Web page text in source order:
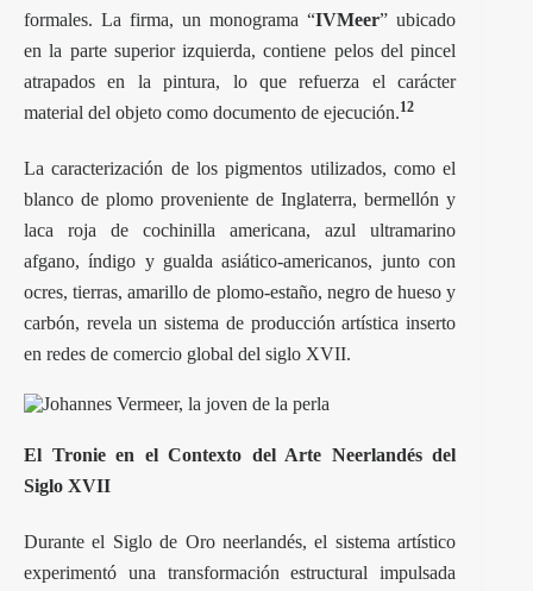
formales. La firma, un monograma “IVMeer” ubicado
en la parte superior izquierda, contiene pelos del pincel
atrapados en la pintura, lo que refuerza el carácter
material del objeto como documento de ejecución.12
La caracterización de los pigmentos utilizados, como el
blanco de plomo proveniente de Inglaterra, bermellón y
laca roja de cochinilla americana, azul ultramarino
afgano, índigo y gualda asiático-americanos, junto con
ocres, tierras, amarillo de plomo-estaño, negro de hueso y
carbón, revela un sistema de producción artística inserto
en redes de comercio global del siglo XVII.
El Tronie en el Contexto del Arte Neerlandés del
Siglo XVII
Durante el Siglo de Oro neerlandés, el sistema artístico
experimentó una transformación estructural impulsada